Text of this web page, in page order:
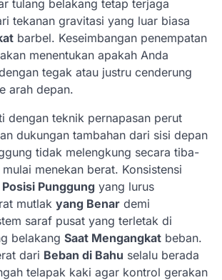
tulang belakang tetap terjaga
tekanan gravitasi yang luar biasa
barbel. Keseimbangan penempatan
akan menentukan apakah Anda
tegak atau justru cenderung
arah depan.
dengan teknik pernapasan perut
dukungan tambahan dari sisi depan
tidak melengkung secara tiba-
menekan berat. Konsistensi
Posisi Punggung yang lurus
mutlak yang Benar demi
saraf pusat yang terletak di
belakang Saat Mengangkat beban.
dari Beban di Bahu selalu berada
telapak kaki agar kontrol gerakan